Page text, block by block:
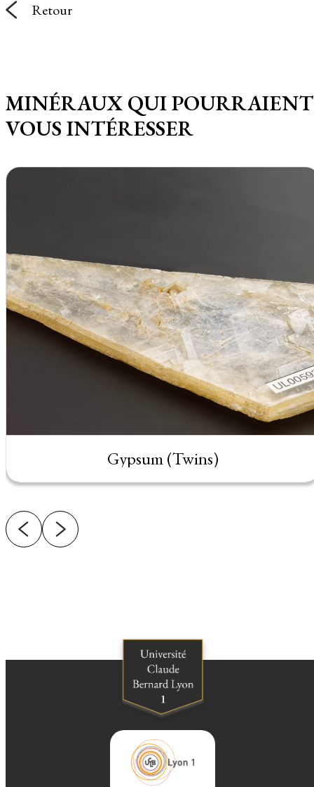
Retour
MINÉRAUX QUI POURRAIENT
VOUS INTÉRESSER
Gypsum (Twins)